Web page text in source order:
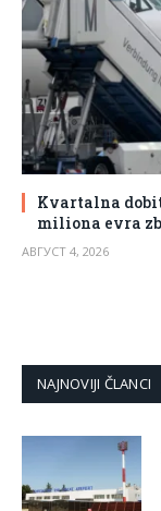
Kvartalna dobit
miliona evra
АВГУСТ 4, 2026
NAJNOVIJI ČLANCI